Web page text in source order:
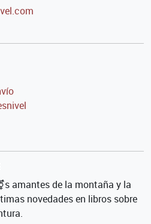
amantes de la montaña y la
novedades en libros sobre